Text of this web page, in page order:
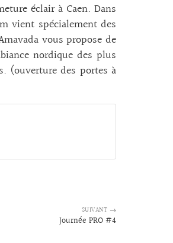
éclair à Caen. Dans
vient spécialement des
vous propose de
nordique des plus
(ouverture des portes à
SUIVANT →
Journée PRO #4